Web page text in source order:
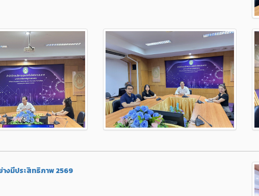
งมีประสิทธิภาพ 2569